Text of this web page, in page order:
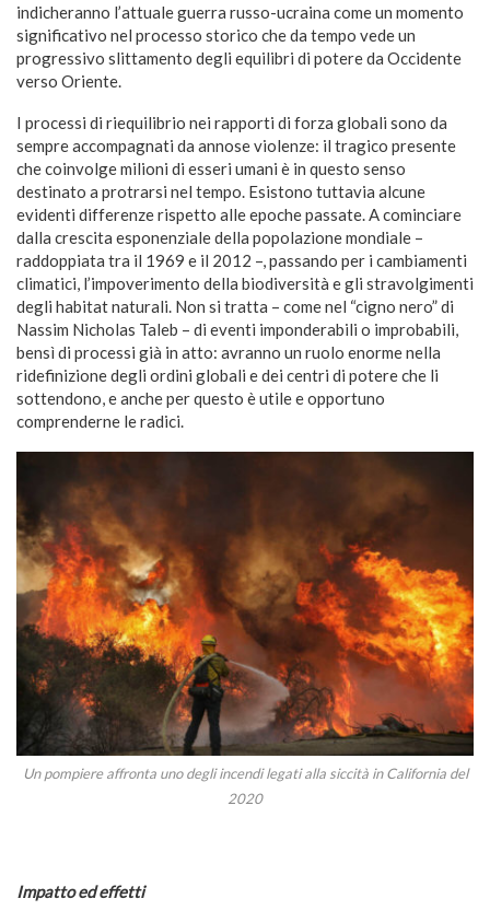
indicheranno l’attuale guerra russo-ucraina come un momento
significativo nel processo storico che da tempo vede un
progressivo slittamento degli equilibri di potere da Occidente
verso Oriente.
I processi di riequilibrio nei rapporti di forza globali sono da
sempre accompagnati da annose violenze: il tragico presente
che coinvolge milioni di esseri umani è in questo senso
destinato a protrarsi nel tempo. Esistono tuttavia alcune
evidenti differenze rispetto alle epoche passate. A cominciare
dalla crescita esponenziale della popolazione mondiale –
raddoppiata tra il 1969 e il 2012 –, passando per i cambiamenti
climatici, l’impoverimento della biodiversità e gli stravolgimenti
degli habitat naturali. Non si tratta – come nel “cigno nero” di
Nassim Nicholas Taleb – di eventi imponderabili o improbabili,
bensì di processi già in atto: avranno un ruolo enorme nella
ridefinizione degli ordini globali e dei centri di potere che li
sottendono, e anche per questo è utile e opportuno
comprenderne le radici.
Un pompiere affronta uno degli incendi legati alla siccità in California del
2020
Impatto ed effetti